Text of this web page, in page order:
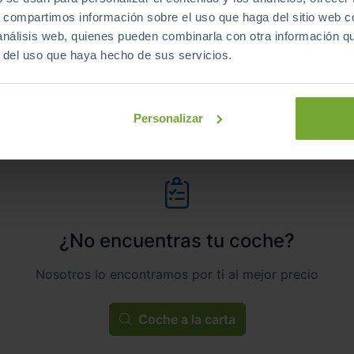
información sobre el uso que haga del sitio web
web, quienes pueden combinarla con otra información
uso que haya hecho de sus servicios.
Personalizar
Manual
Diésel
¿No encuentras tu coche?
Nosotros lo encontramos por ti al mejor precio
Coche a la carta